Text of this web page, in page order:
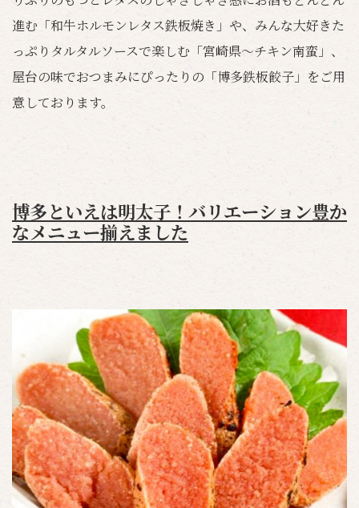
進む「和牛ホルモンレタス鉄板焼き」や、みんな大好きた
っぷりタルタルソースで楽しむ「宮崎県～チキン南蛮」、
屋台の味でおつまみにぴったりの「博多鉄板餃子」をご用
意しております。
博多といえは明太子！バリエーション豊か
なメニュー揃えました